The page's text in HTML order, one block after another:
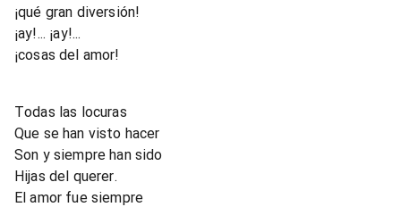
¡qué gran diversión!
¡ay!... ¡ay!...
¡cosas del amor!
Todas las locuras
Que se han visto hacer
Son y siempre han sido
Hijas del querer.
El amor fue siempre